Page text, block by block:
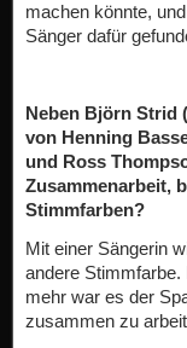
machen könnte,
Sänger dafür
Neben Björn Strid
von Henning
und Ross
Zusammenarbeit,
Stimmfarben?
Mit einer Sängerin
andere
mehr war es der
zusammen zu